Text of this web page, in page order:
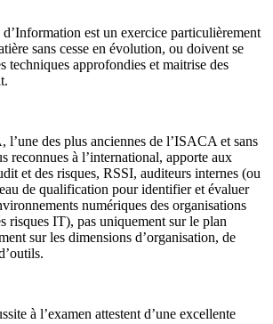
d’Information est un exercice particulièrement
sans cesse en évolution, ou doivent se
techniques approfondies et maitrise des
des plus anciennes de l’ISACA et sans
reconnues à l’international, apporte aux
et des risques, RSSI, auditeurs internes (ou
de qualification pour identifier et évaluer
numériques des organisations
risques IT), pas uniquement sur le plan
sur les dimensions d’organisation, de
à l’examen attestent d’une excellente